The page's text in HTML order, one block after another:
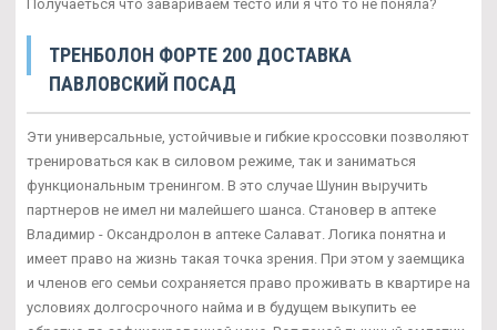
Получаеться что завариваем тесто или я что то не поняла?
ТРЕНБОЛОН ФОРТЕ 200 ДОСТАВКА
ПАВЛОВСКИЙ ПОСАД
Эти универсальные, устойчивые и гибкие кроссовки позволяют
тренироваться как в силовом режиме, так и заниматься
функциональным тренингом. В это случае Шунин выручить
партнеров не имел ни малейшего шанса. Становер в аптеке
Владимир - Оксандролон в аптеке Салават. Логика понятна и
имеет право на жизнь такая точка зрения. При этом у заемщика
и членов его семьи сохраняется право проживать в квартире на
условиях долгосрочного найма и в будущем выкупить ее